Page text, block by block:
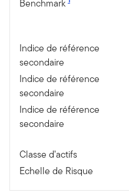
Benchmark
Indice de référence
secondaire
Indice de référence
secondaire
Indice de référence
secondaire
Classe d’actifs
Echelle de Risque